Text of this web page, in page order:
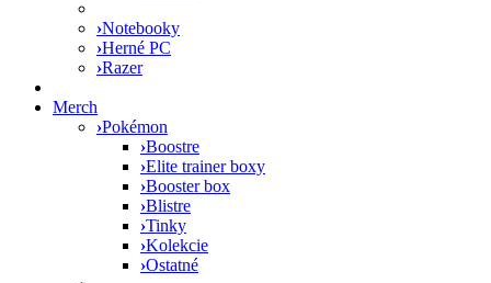
›Notebooky
›Herné PC
›Razer
Merch
›Pokémon
›Boostre
›Elite trainer boxy
›Booster box
›Blistre
›Tinky
›Kolekcie
›Ostatné